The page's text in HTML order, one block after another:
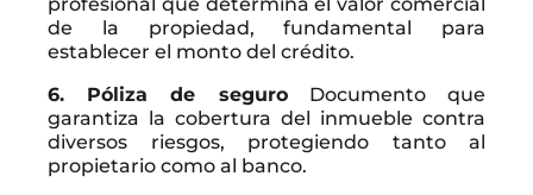
de la propiedad, fundamental para
establecer el monto del crédito.
6. Póliza de seguroDocumento que
garantiza la cobertura del inmueble contra
diversos riesgos, protegiendo tanto al
propietario como al banco.